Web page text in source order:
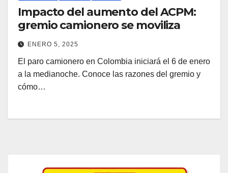
Impacto del aumento del ACPM:
gremio camionero se moviliza
ENERO 5, 2025
El paro camionero en Colombia iniciará el 6 de enero
a la medianoche. Conoce las razones del gremio y
cómo…